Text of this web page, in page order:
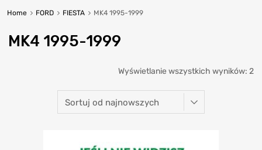
Home FORD FIESTA MK4 1995-1999
MK4 1995-1999
Wyświetlanie wszystkich wyników: 2